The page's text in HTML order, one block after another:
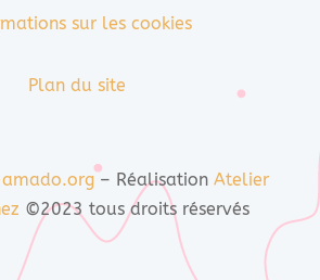
sur les cookies
Plan du site
– Réalisation Atelier
©2023 tous droits réservés